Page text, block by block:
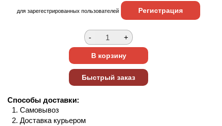
для зарегестрированных пользователей Регистрация
Способы доставки:
Самовывоз
Доставка курьером